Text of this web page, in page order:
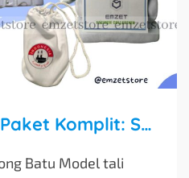
Kain Ihrom Haji Paket Komplit: Stelan Ihrom Dewasa untuk Haji & Umroh
Batu Model tali